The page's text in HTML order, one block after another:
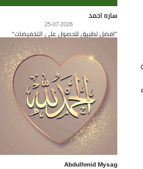
ساره احمد
25-07-2026
"افضل تطبيق للحصول على التخفيضات"
Abdulhmid Mysag